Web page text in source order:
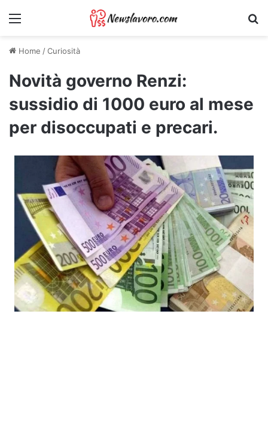
Menu
Home /Curiosità
Novità governo Renzi:
sussidio di 1000 euro al mese
per disoccupati e precari.